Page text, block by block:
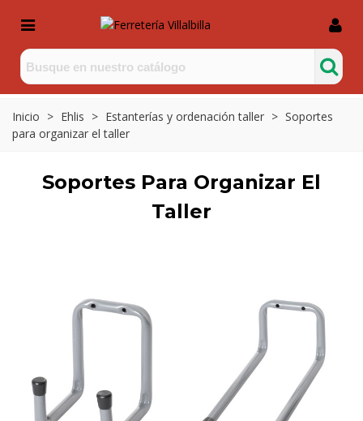
Inicio > Ehlis > Estanterías y ordenación taller > Soportes
para organizar el taller
Soportes Para Organizar El
Taller